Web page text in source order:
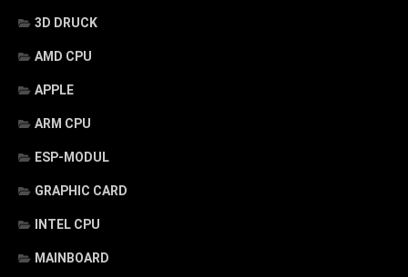
3D DRUCK
AMD CPU
APPLE
ARM CPU
ESP-MODUL
GRAPHIC CARD
INTEL CPU
MAINBOARD